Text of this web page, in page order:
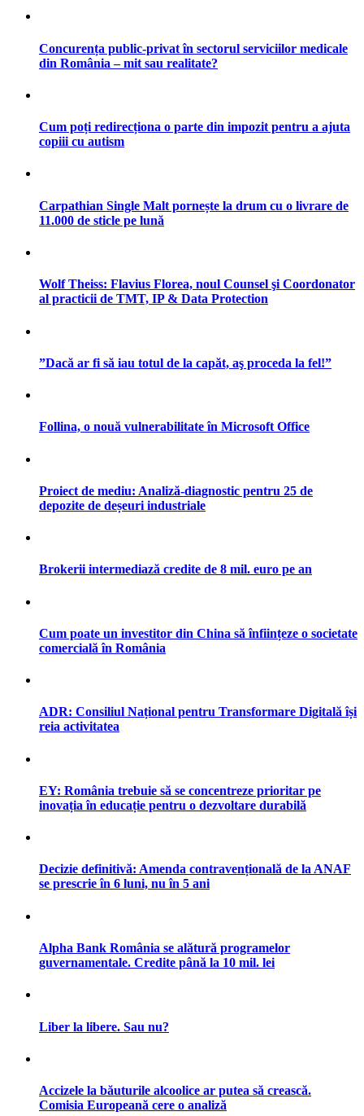
Concurența public-privat în sectorul serviciilor medicale
din România – mit sau realitate?
Cum poți redirecționa o parte din impozit pentru a ajuta
copiii cu autism
Carpathian Single Malt pornește la drum cu o livrare de
11.000 de sticle pe lună
Wolf Theiss: Flavius Florea, noul Counsel şi Coordonator
al practicii de TMT, IP & Data Protection
”Dacă ar fi să iau totul de la capăt, aş proceda la fel!”
Follina, o nouă vulnerabilitate în Microsoft Office
Proiect de mediu: Analiză-diagnostic pentru 25 de
depozite de deșeuri industriale
Brokerii intermediază credite de 8 mil. euro pe an
Cum poate un investitor din China să înființeze o societate
comercială în România
ADR: Consiliul Național pentru Transformare Digitală își
reia activitatea
EY: România trebuie să se concentreze prioritar pe
inovația în educație pentru o dezvoltare durabilă
Decizie definitivă: Amenda contravențională de la ANAF
se prescrie în 6 luni, nu în 5 ani
Alpha Bank România se alătură programelor
guvernamentale. Credite până la 10 mil. lei
Liber la libere. Sau nu?
Accizele la băuturile alcoolice ar putea să crească.
Comisia Europeană cere o analiză